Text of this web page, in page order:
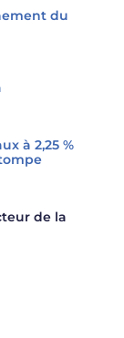
du
à 2,25 %
de la